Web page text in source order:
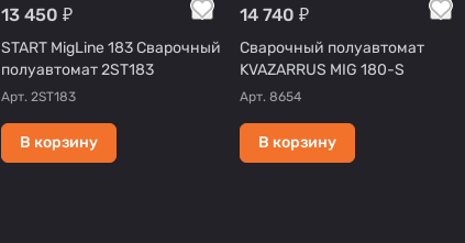
13 450 ₽
START MigLine 183 Сварочный
полуавтомат 2ST183
Арт.2ST183
В корзину
14 740 ₽
Сварочный полуавтомат
KVAZARRUS MIG 180-S
Арт.8654
В корзину